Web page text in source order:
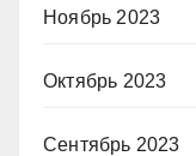
Ноябрь 2023
Октябрь 2023
Сентябрь 2023